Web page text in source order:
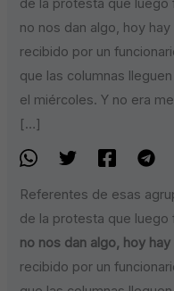
de la protesta que luego
no nos dan algo, hoy
recibido por un
que las columnas
el miércoles. Y no era
[…]
Referentes de esas
de la protesta que luego
no nos dan algo, hoy
recibido por un